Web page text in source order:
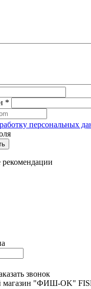
*
персональных
звонок
магазин "ФИШ-OK"